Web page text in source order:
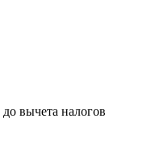
до вычета налогов